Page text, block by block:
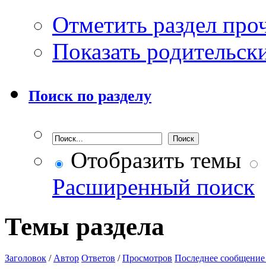
Отметить раздел
Показать
Поиск по разделу
Отобразить темы
Расширенный поиск
Темы раздела
Заголовок / Автор Ответов /Просмотров Последнее сообщение